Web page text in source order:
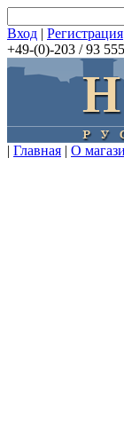
Вход | Регистрация
+49-(0)-203 / 93
| Главная | О